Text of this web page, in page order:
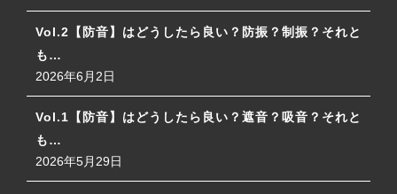
Vol.2【防音】はどうしたら良い？防振？制振？それと
も…
2026年6月2日
Vol.1【防音】はどうしたら良い？遮音？吸音？それと
も…
2026年5月29日